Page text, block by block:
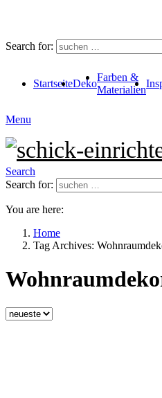
Search for:
StartseiteDeko
Farben &
Materialien
Menu
Search
Search for:
You are here:
Home
Tag Archives: